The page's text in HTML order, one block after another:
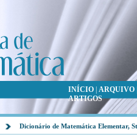
INÍCIO ARQUIVO
ARTIGOS
Dicionário de Matemática Elementar,